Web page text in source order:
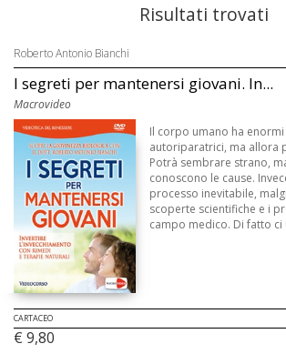
Risultati trovati
Roberto Antonio Bianchi
I segreti per mantenersi giovani. In...
Macrovideo
Il corpo umano ha
autoriparatrici, ma allora
Potrà sembrare strano,
conoscono le cause.
processo inevitabile,
scoperte scientifiche e i
campo medico. Di fatto ci
CARTACEO
€ 9,80